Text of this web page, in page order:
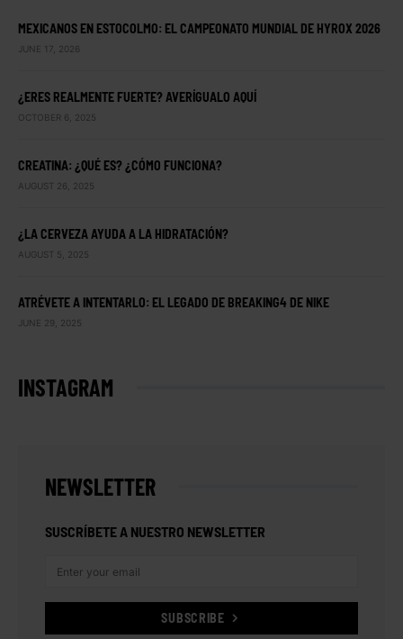
MEXICANOS EN ESTOCOLMO: EL CAMPEONATO MUNDIAL DE HYROX 2026
JUNE 17, 2026
¿ERES REALMENTE FUERTE? AVERÍGUALO AQUÍ
OCTOBER 6, 2025
CREATINA: ¿QUÉ ES? ¿CÓMO FUNCIONA?
AUGUST 26, 2025
¿LA CERVEZA AYUDA A LA HIDRATACIÓN?
AUGUST 5, 2025
ATRÉVETE A INTENTARLO: EL LEGADO DE BREAKING4 DE NIKE
JUNE 29, 2025
INSTAGRAM
NEWSLETTER
SUSCRÍBETE A NUESTRO NEWSLETTER
SUBSCRIBE